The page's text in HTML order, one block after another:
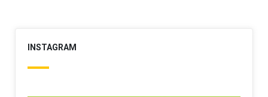
INSTAGRAM